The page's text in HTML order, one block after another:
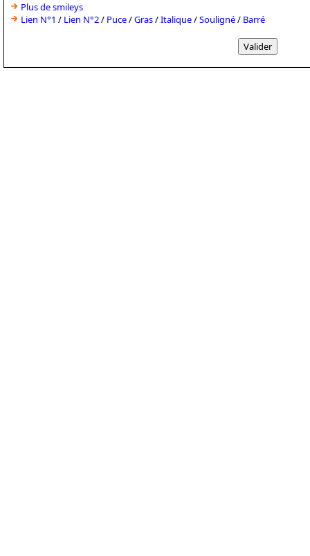
Plus de smileys
Lien N°1 / Lien N°2/ Puce/Gras/Italique/Souligné/ Barré